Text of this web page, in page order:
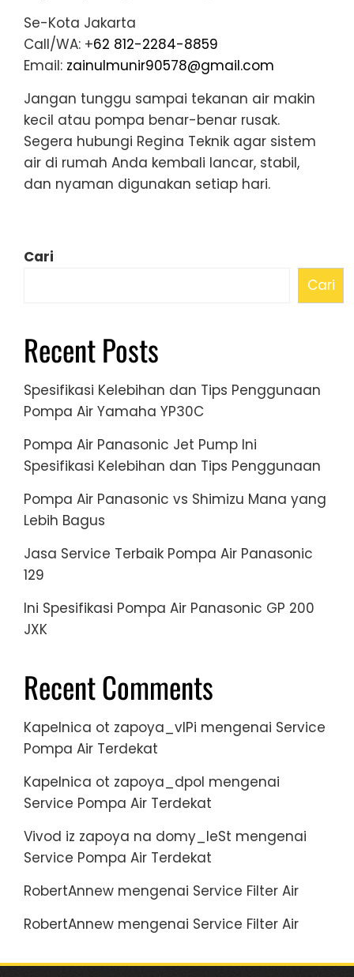
Se-Kota Jakarta
Call/WA: +62 812-2284-8859
Email: zainulmunir90578@gmail.com
Jangan tunggu sampai tekanan air makin
kecil atau pompa benar-benar rusak.
Segera hubungi Regina Teknik agar sistem
air di rumah Anda kembali lancar, stabil,
dan nyaman digunakan setiap hari.
Cari
Cari
Recent Posts
Spesifikasi Kelebihan dan Tips Penggunaan
Pompa Air Yamaha YP30C
Pompa Air Panasonic Jet Pump Ini
Spesifikasi Kelebihan dan Tips Penggunaan
Pompa Air Panasonic vs Shimizu Mana yang
Lebih Bagus
Jasa Service Terbaik Pompa Air Panasonic
129
Ini Spesifikasi Pompa Air Panasonic GP 200
JXK
Recent Comments
Kapelnica ot zapoya_vlPi mengenai Service
Pompa Air Terdekat
Kapelnica ot zapoya_dpol mengenai
Service Pompa Air Terdekat
Vivod iz zapoya na domy_leSt mengenai
Service Pompa Air Terdekat
RobertAnnew mengenai Service Filter Air
RobertAnnew mengenai Service Filter Air